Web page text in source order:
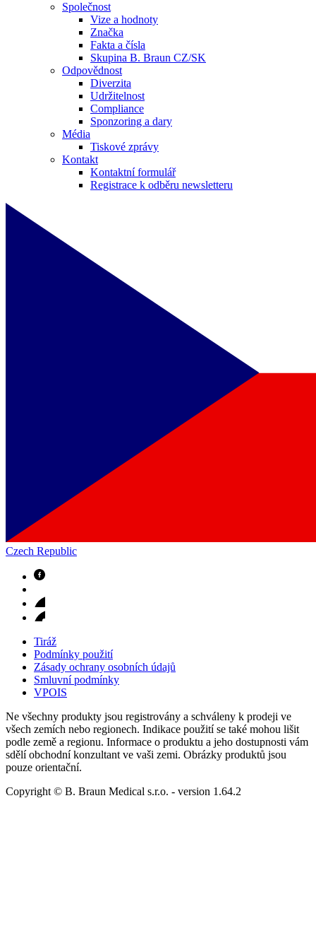
Společnost
Vize a hodnoty
Značka
Fakta a čísla
Skupina B. Braun CZ/SK
Odpovědnost
Diverzita
Udržitelnost
Compliance
Sponzoring a dary
Média
Tiskové zprávy
Kontakt
Kontaktní formulář
Registrace k odběru newsletteru
Czech Republic
Tiráž
Podmínky použití
Zásady ochrany osobních údajů
Smluvní podmínky
VPOIS
Ne všechny produkty jsou registrovány a schváleny k prodeji ve
všech zemích nebo regionech. Indikace použití se také mohou lišit
podle země a regionu. Informace o produktu a jeho dostupnosti vám
sdělí obchodní konzultant ve vaši zemi. Obrázky produktů jsou
pouze orientační.
Copyright © B. Braun Medical s.r.o. - version 1.64.2